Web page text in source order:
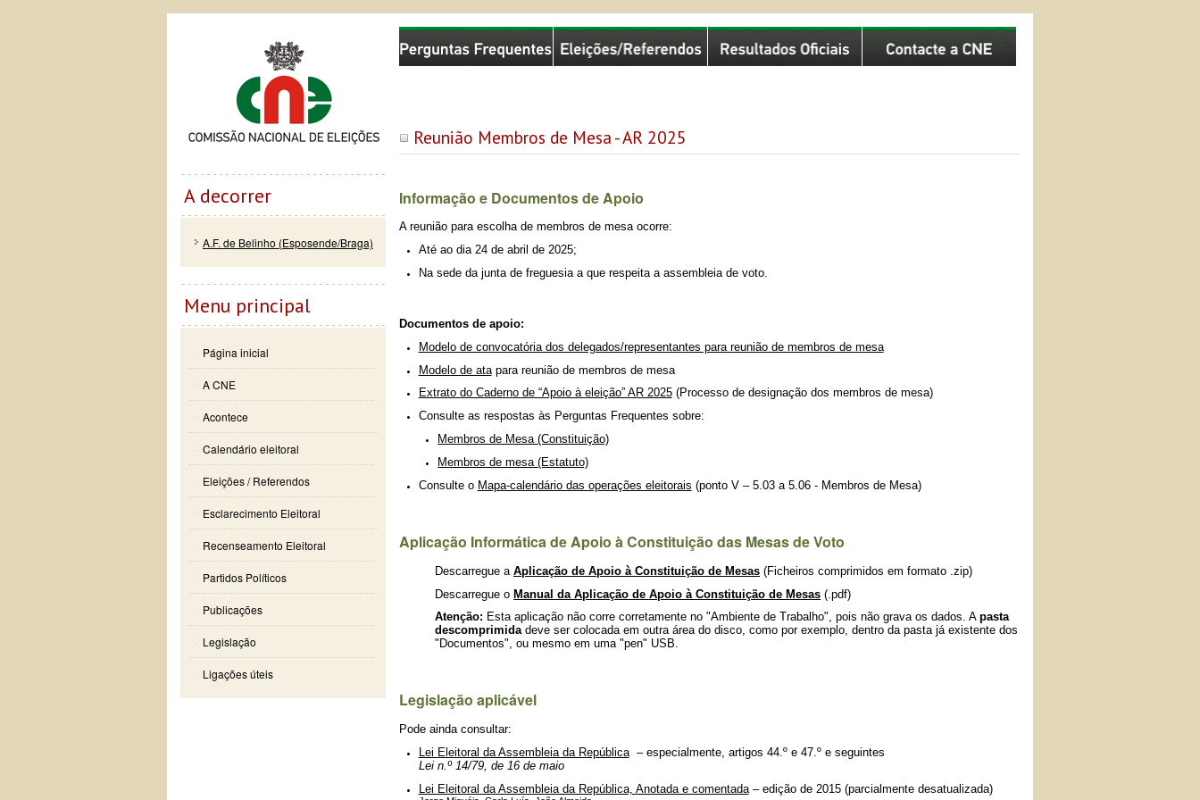
Reunião Membros de Mesa - AR 2025
Informação e Documentos de Apoio
A reunião para escolha de membros de mesa ocorre:
Até ao dia 24 de abril de 2025;
Na sede da junta de freguesia a que respeita a assembleia de voto.
Documentos de apoio:
Modelo de convocatória dos delegados/representantes para reunião de membros de mesa
Modelo de atapara reunião de membros de mesa
Extrato do Caderno de “Apoio à eleição” AR 2025(Processo de designação dos membros de mesa)
Consulte as respostas às Perguntas Frequentes sobre:
Membros de Mesa (Constituição)
Membros de mesa (Estatuto)
Consulte o Mapa-calendário das operações eleitorais (ponto V – 5.03 a 5.06 - Membros de Mesa)
Aplicação Informática de Apoio à Constituição das Mesas de Voto
Descarregue a Aplicação de Apoio à Constituição de Mesas (Ficheiros comprimidos em formato .zip)
Descarregue o Manual da Aplicação de Apoio à Constituição de Mesas (.pdf)
Atenção: Esta aplicação não corre corretamente no "Ambiente de Trabalho", pois não grava os dados. A pasta
descomprimidadeve ser colocada em outra área do disco, como por exemplo, dentro da pasta já existente dos
"Documentos", ou mesmo em uma "pen" USB.
Legislação aplicável
Pode ainda consultar:
Lei Eleitoral da Assembleia da República – especialmente, artigos 44.º e 47.º e seguintes
Lei n.º 14/79, de 16 de maio
Lei Eleitoral da Assembleia da República, Anotada e comentada– edição de 2015 (parcialmente desatualizada)
Comissão Nacional de Eleições
A decorrer
A.F. de Belinho (Esposende/Braga)
Menu principal
Página inicial
A CNE
Acontece
Calendário eleitoral
Eleições / Referendos
Esclarecimento Eleitoral
Recenseamento Eleitoral
Partidos Políticos
Publicações
Legislação
Ligações úteis